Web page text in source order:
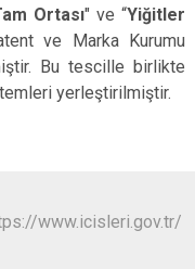
Ortası" ve “Yiğitler
ve Marka Kurumu
Bu tescille birlikte
yerleştirilmiştir.